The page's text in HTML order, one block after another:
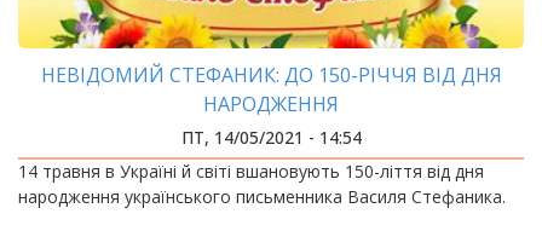
НЕВІДОМИЙ СТЕФАНИК: ДО 150-РІЧЧЯ ВІД ДНЯ
НАРОДЖЕННЯ
ПТ, 14/05/2021 - 14:54
14 травня в Україні й світі вшановують 150-ліття від дня
народження українського письменника Василя Стефаника.